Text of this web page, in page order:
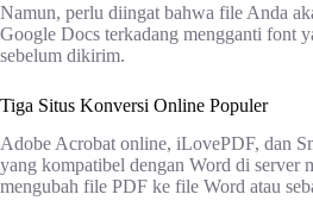
Namun, perlu diingat bahwa file Anda
Google Docs terkadang mengganti font
sebelum dikirim.
Tiga Situs Konversi Online Populer
Adobe Acrobat online, iLovePDF, dan
yang kompatibel dengan Word di server
mengubah file PDF ke file Word atau